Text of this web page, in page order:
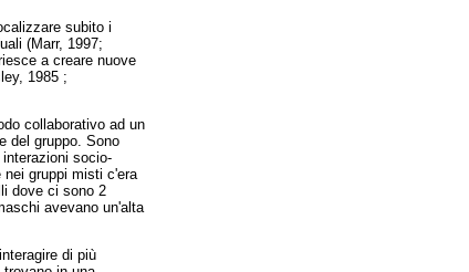
subito i
(Marr, 1997;
a creare nuove
1985 ;
collaborativo ad un
del gruppo. Sono
socio-
gruppi misti c'era
dove ci sono 2
avevano un'alta
di più